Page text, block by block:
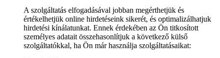
A szolgáltatás elfogadásával jobban megérthetjük és
értékelhetjük online hirdetéseink sikerét, és optimalizálhatjuk
hirdetési kínálatunkat. Ennek érdekében az Ön titkosított
személyes adatait összehasonlítjuk a következő külső
szolgáltatókkal, ha Ön már használja szolgáltatásaikat: